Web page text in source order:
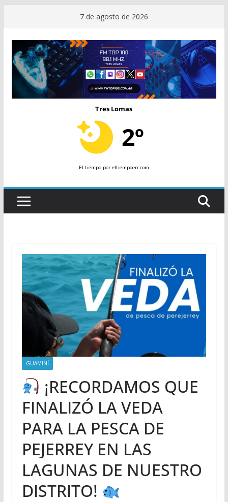
contenido
7 de agosto de 2026
Tres Lomas
2º
El tiempopor eltiempoen.com
GUAMINÍ
¡RECORDAMOS QUE
FINALIZÓ LA VEDA
PARA LA PESCA DE
PEJERREY EN LAS
LAGUNAS DE NUESTRO
DISTRITO!